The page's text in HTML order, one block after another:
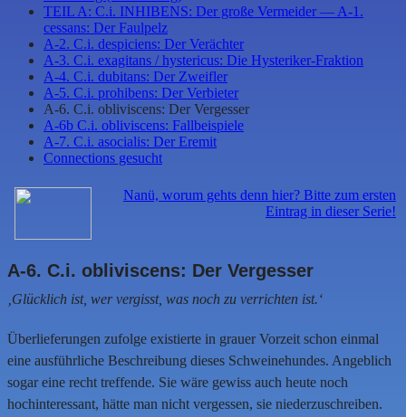
TEIL A: C.i. INHIBENS: Der große Vermeider — A-1.
cessans: Der Faulpelz
A-2. C.i. despiciens: Der Verächter
A-3. C.i. exagitans / hystericus: Die Hysteriker-Fraktion
A-4. C.i. dubitans: Der Zweifler
A-5. C.i. prohibens: Der Verbieter
A-6. C.i. obliviscens: Der Vergesser
A-6b C.i. obliviscens: Fallbeispiele
A-7. C.i. asocialis: Der Eremit
Connections gesucht
Nanü, worum gehts denn hier? Bitte zum ersten
Eintrag in dieser Serie!
A-6. C.i. obliviscens: Der Vergesser
‚Glücklich ist, wer vergisst, was noch zu verrichten ist.‘
Überlieferungen zufolge existierte in grauer Vorzeit schon einmal
eine ausführliche Beschreibung dieses Schweinehundes. Angeblich
sogar eine recht treffende. Sie wäre gewiss auch heute noch
hochinteressant, hätte man nicht vergessen, sie niederzuschreiben.